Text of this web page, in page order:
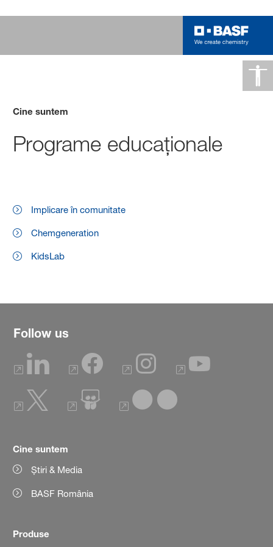
Cine suntem
Programe educaționale
Implicare în comunitate
Chemgeneration
KidsLab
Follow us
Cine suntem
Știri & Media
BASF România
Produse